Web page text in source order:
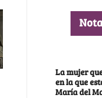
La mujer
en la que
María del